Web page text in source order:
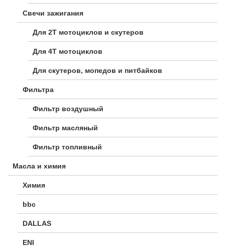
Свечи зажигания
Для 2Т мотоциклов и скутеров
Для 4Т мотоциклов
Для скутеров, мопедов и питбайков
Фильтра
Фильтр воздушный
Фильтр масляный
Фильтр топливный
Масла и химия
Химия
bbc
DALLAS
ENI